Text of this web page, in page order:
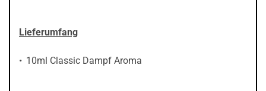
Lieferumfang
10ml Classic Dampf Aroma